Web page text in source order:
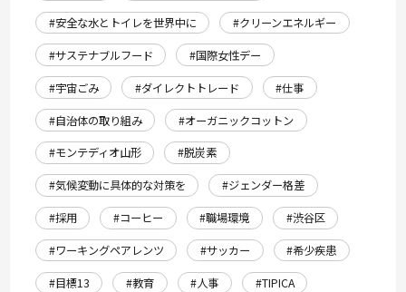
#安全な水とトイレを世界中に
#クリーンエネルギー
#サステナブルフード
#国際女性デー
#宇宙ごみ
#ダイレクトトレード
#仕事
#自治体の取り組み
#オーガニックコットン
#モンテディオ山形
#脱炭素
#気候変動に具体的な対策を
#ジェンダー格差
#採用
#コーヒー #職場環境
#渋谷区
#ワーキングペアレンツ
#サッカー
#希少疾患
#目標13
#教育 #人事
#TIPICA